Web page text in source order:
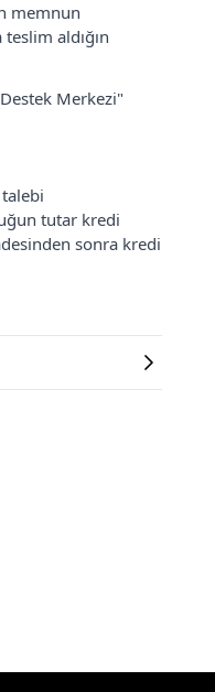
memnun
aldığın
Merkezi"
tutar kredi
sonra kredi